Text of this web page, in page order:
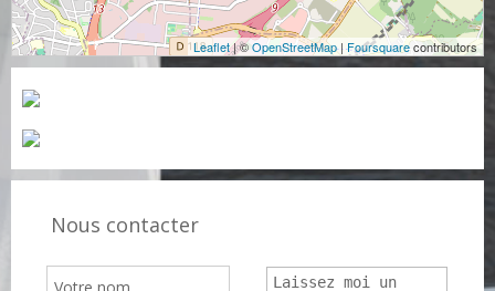
Leaflet| ©OpenStreetMap|Foursquarecontributors
Nous contacter